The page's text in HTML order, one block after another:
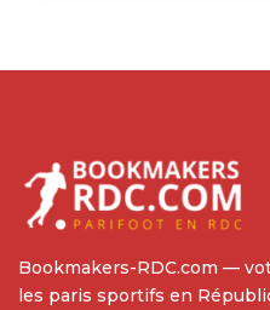
Bookmakers-RDC.com —
les paris sportifs en